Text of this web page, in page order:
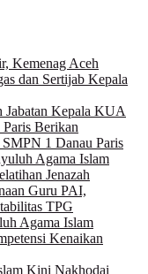
Kemenag Aceh
dan Sertijab Kepala
Jabatan Kepala KUA
Berikan
1 Danau Paris
Agama Islam
Jenazah
Guru PAI,
TPG
Agama Islam
Kenaikan
Kini Nakhodai